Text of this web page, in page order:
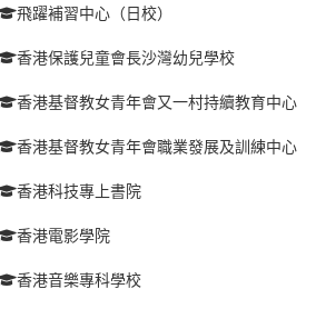
飛躍補習中心（日校）
香港保護兒童會長沙灣幼兒學校
香港基督教女青年會又一村持續教育中心
香港基督教女青年會職業發展及訓練中心
香港科技專上書院
香港電影學院
香港音樂專科學校